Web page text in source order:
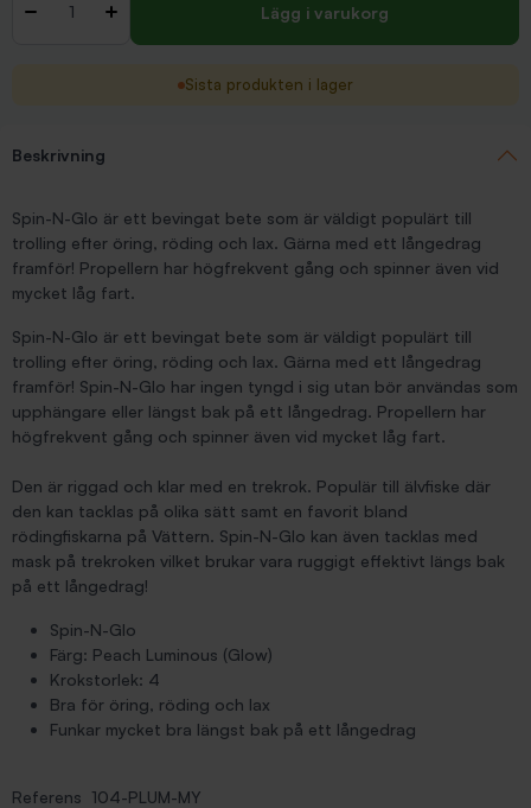
- + Lägg i varukorg
Sista produkten i lager
Beskrivning
Spin-N-Glo är ett bevingat bete som är väldigt populärt till
trolling efter öring, röding och lax. Gärna med ett långedrag
framför! Propellern har högfrekvent gång och spinner även vid
mycket låg fart.
Spin-N-Glo är ett bevingat bete som är väldigt populärt till
trolling efter öring, röding och lax. Gärna med ett långedrag
framför! Spin-N-Glo har ingen tyngd i sig utan bör användas som
upphängare eller längst bak på ett långedrag. Propellern har
högfrekvent gång och spinner även vid mycket låg fart.
Den är riggad och klar med en trekrok. Populär till älvfiske där
den kan tacklas på olika sätt samt en favorit bland
rödingfiskarna på Vättern. Spin-N-Glo kan även tacklas med
mask på trekroken vilket brukar vara ruggigt effektivt längs bak
på ett långedrag!
Spin-N-Glo
Färg: Peach Luminous (Glow)
Krokstorlek: 4
Bra för öring, röding och lax
Funkar mycket bra längst bak på ett långedrag
Referens 104-PLUM-MY